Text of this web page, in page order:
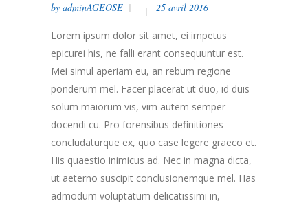
by adminAGEOSE 25 avril 2016
Lorem ipsum dolor sit amet, ei impetus
epicurei his, ne falli erant consequuntur est.
Mei simul aperiam eu, an rebum regione
ponderum mel. Facer placerat ut duo, id duis
solum maiorum vis, vim autem semper
docendi cu. Pro forensibus definitiones
concludaturque ex, quo case legere graeco et.
His quaestio inimicus ad. Nec in magna dicta,
ut aeterno suscipit conclusionemque mel. Has
admodum voluptatum delicatissimi in,